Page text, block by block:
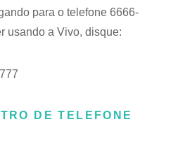
para o telefone 6666-
usando a Vivo, disque:
DE TELEFONE